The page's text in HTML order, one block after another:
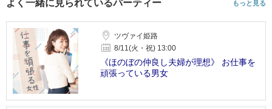
よく一緒に見られているパーティー もっと見る
ツヴァイ姫路
8/11(火・祝) 13:00
《ほのぼの仲良し夫婦が理想》 お仕事を
頑張っている男女